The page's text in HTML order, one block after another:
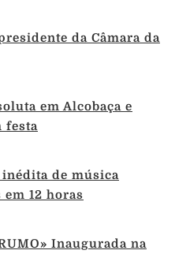
da Câmara da
em Alcobaça e
festa
inédita de música
12 horas
Inaugurada na